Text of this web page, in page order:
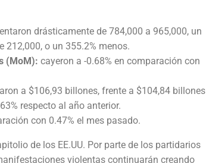
drásticamente de 784,000 a 965,000, un
212,000, o un 355.2% menos.
(MoM): cayeron a -0.68% en comparación con
a $106,93 billones, frente a $104,84 billones
respecto al año anterior.
con 0.47% el mes pasado.
de los EE.UU. Por parte de los partidarios
violentas continuarán creando